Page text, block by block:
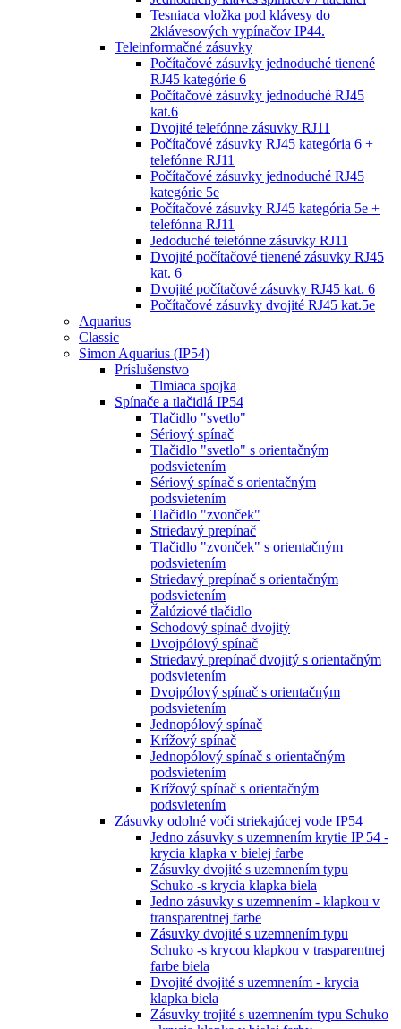
Tesniaca vložka pod klávesy do
2klávesových vypínačov IP44.
Teleinformačné zásuvky
Počítačové zásuvky jednoduché tienené
RJ45 kategórie 6
Počítačové zásuvky jednoduché RJ45
kat.6
Dvojité telefónne zásuvky RJ11
Počítačové zásuvky RJ45 kategória 6 +
telefónne RJ11
Počítačové zásuvky jednoduché RJ45
kategórie 5e
Počítačové zásuvky RJ45 kategória 5e +
telefónna RJ11
Jedoduché telefónne zásuvky RJ11
Dvojité počítačové tienené zásuvky RJ45
kat. 6
Dvojité počítačové zásuvky RJ45 kat. 6
Počítačové zásuvky dvojité RJ45 kat.5e
Aquarius
Classic
Simon Aquarius (IP54)
Príslušenstvo
Tlmiaca spojka
Spínače a tlačidlá IP54
Tlačidlo "svetlo"
Sériový spínač
Tlačidlo "svetlo" s orientačným
podsvietením
Sériový spínač s orientačným
podsvietením
Tlačidlo "zvonček"
Striedavý prepínač
Tlačidlo "zvonček" s orientačným
podsvietením
Striedavý prepínač s orientačným
podsvietením
Žalúziové tlačidlo
Schodový spínač dvojitý
Dvojpólový spínač
Striedavý prepínač dvojitý s orientačným
podsvietením
Dvojpólový spínač s orientačným
podsvietením
Jednopólový spínač
Krížový spínač
Jednopólový spínač s orientačným
podsvietením
Krížový spínač s orientačným
podsvietením
Zásuvky odolné voči striekajúcej vode IP54
Jedno zásuvky s uzemnením krytie IP 54 -
krycia klapka v bielej farbe
Zásuvky dvojité s uzemnením typu
Schuko -s krycia klapka biela
Jedno zásuvky s uzemnením - klapkou v
transparentnej farbe
Zásuvky dvojité s uzemnením typu
Schuko -s krycou klapkou v trasparentnej
farbe biela
Dvojité dvojité s uzemnením - krycia
klapka biela
Zásuvky trojité s uzemnením typu Schuko